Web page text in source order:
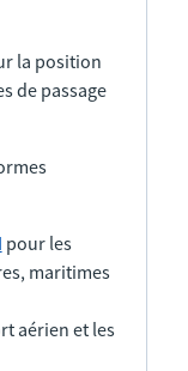
la position
de passage
pour les
maritimes
aérien et les